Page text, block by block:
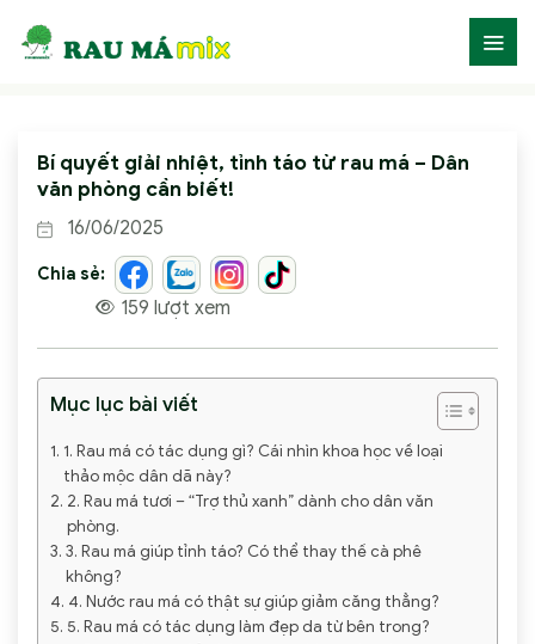
Bí quyết giải nhiệt, tỉnh táo từ rau má – Dân
văn phòng cần biết!
16/06/2025
Chia sẻ:
159 lượt xem
Mục lục bài viết
1. Rau má có tác dụng gì? Cái nhìn khoa học về loại
thảo mộc dân dã này?
2. Rau má tươi – “Trợ thủ xanh” dành cho dân văn
phòng.
3. Rau má giúp tỉnh táo? Có thể thay thế cà phê
không?
4. Nước rau má có thật sự giúp giảm căng thẳng?
5. Rau má có tác dụng làm đẹp da từ bên trong?